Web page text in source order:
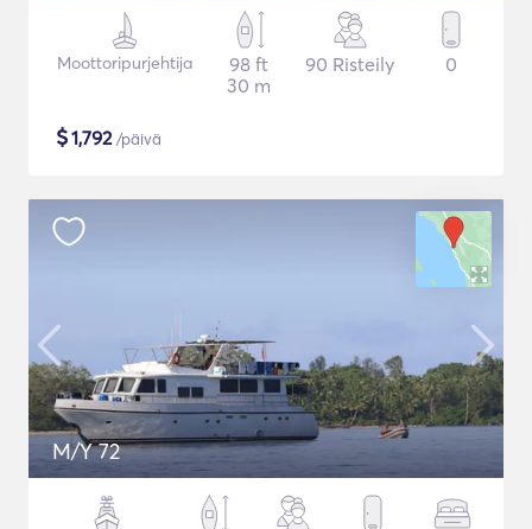
Moottoripurjehtija
98 ft
30 m
90 Risteily 0
$1,792/päivä
M/Y 72